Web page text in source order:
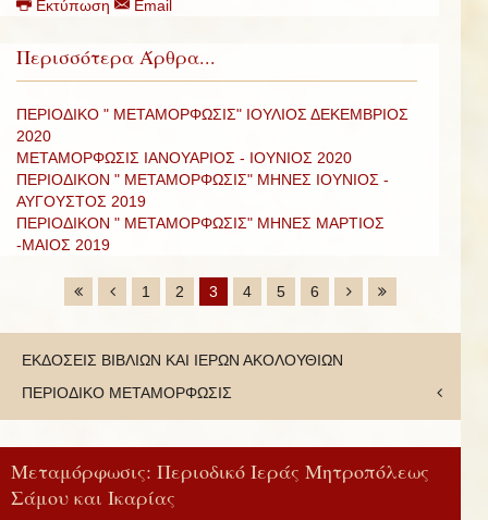
Εκτύπωση Email
Περισσότερα Άρθρα...
ΠΕΡΙΟΔΙΚΟ " ΜΕΤΑΜΟΡΦΩΣΙΣ" ΙΟΥΛΙΟΣ ΔΕΚΕΜΒΡΙΟΣ
2020
ΜΕΤΑΜΟΡΦΩΣΙΣ ΙΑΝΟΥΑΡΙΟΣ - ΙΟΥΝΙΟΣ 2020
ΠΕΡΙΟΔΙΚΟΝ " ΜΕΤΑΜΟΡΦΩΣΙΣ" ΜΗΝΕΣ ΙΟΥΝΙΟΣ -
ΑΥΓΟΥΣΤΟΣ 2019
ΠΕΡΙΟΔΙΚΟΝ " ΜΕΤΑΜΟΡΦΩΣΙΣ" ΜΗΝΕΣ ΜΑΡΤΙΟΣ
-ΜΑΙΟΣ 2019
1 2 3 4 5 6
ΕΚΔΟΣΕΙΣ ΒΙΒΛΙΩΝ ΚΑΙ ΙΕΡΩΝ ΑΚΟΛΟΥΘΙΩΝ
ΠΕΡΙΟΔΙΚΟ ΜΕΤΑΜΟΡΦΩΣΙΣ
Μεταμόρφωσις: Περιοδικό Ιεράς Μητροπόλεως
Σάμου και Ικαρίας